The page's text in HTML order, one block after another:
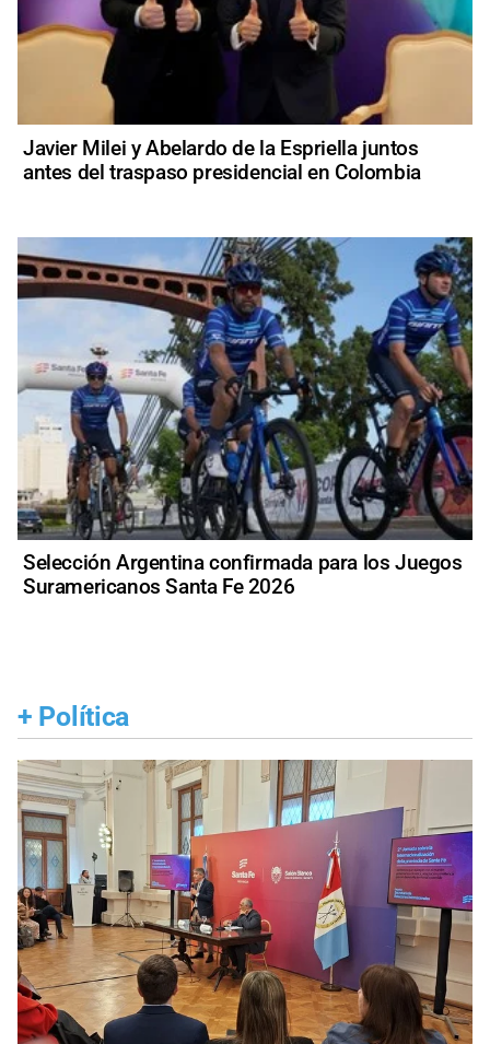
Javier Milei y Abelardo de la Espriella juntos
antes del traspaso presidencial en Colombia
Selección Argentina confirmada para los Juegos
Suramericanos Santa Fe 2026
+ Política